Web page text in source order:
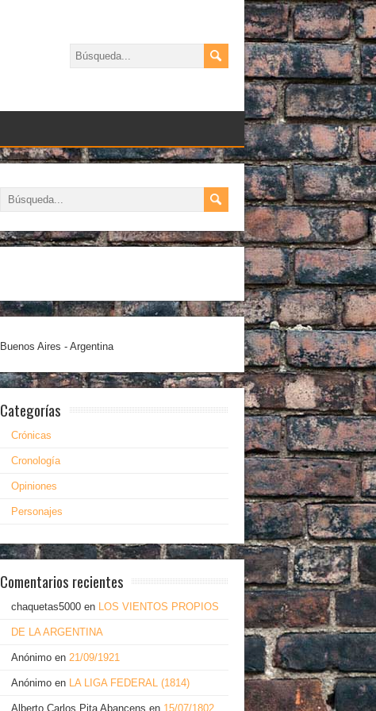
Buenos Aires - Argentina
Categorías
Crónicas
Cronología
Opiniones
Personajes
Comentarios recientes
chaquetas5000 en LOS VIENTOS PROPIOS
DE LA ARGENTINA
Anónimo en 21/09/1921
Anónimo en LA LIGA FEDERAL (1814)
Alberto Carlos Pita Abancens en 15/07/1802